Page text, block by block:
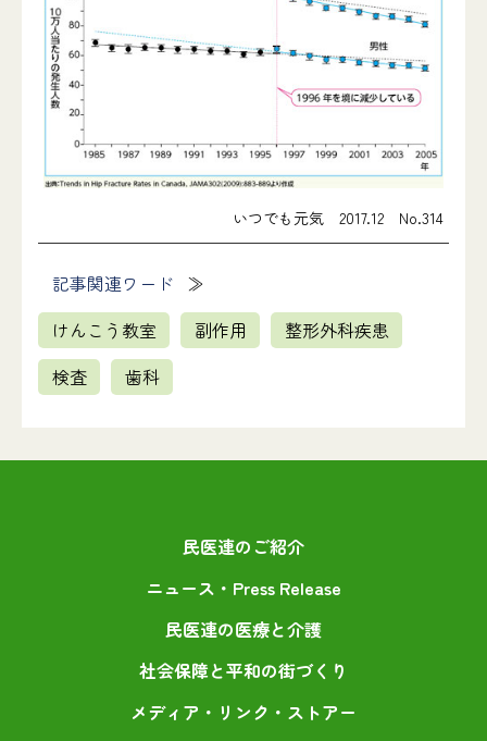
いつでも元気 2017.12 No.314
記事関連ワード
けんこう教室
副作用
整形外科疾患
検査
歯科
民医連のご紹介
ニュース・Press Release
民医連の医療と介護
社会保障と平和の街づくり
メディア・リンク・ストアー